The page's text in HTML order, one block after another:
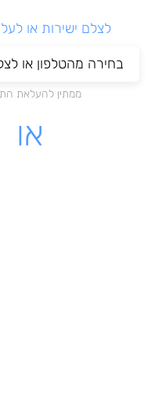
לצלם ישירות או
בחירה מהטלפון או
ממתין להעלאת
או